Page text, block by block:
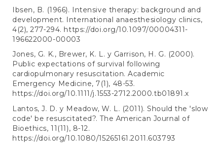
Ibsen, B. (1966). Intensive therapy: background and
development. International anaesthesiology clinics,
4(2), 277-294. https://doi.org/10.1097/00004311-
196622000-00003
Jones, G. K., Brewer, K. L. y Garrison, H. G. (2000).
Public expectations of survival following
cardiopulmonary resuscitation. Academic
Emergency Medicine, 7(1), 48-53.
https://doi.org/10.1111/j.1553-2712.2000.tb01891.x
Lantos, J. D. y Meadow, W. L. (2011). Should the 'slow
code' be resuscitated?. The American Journal of
Bioethics, 11(11), 8-12.
https://doi.org/10.1080/15265161.2011.603793